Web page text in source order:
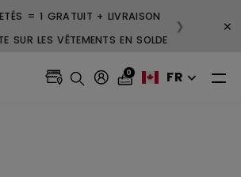
= 1 GRATUIT + LIVRAISON
SUR LES VÊTEMENTS EN SOLDE
❯ ×
0 FR